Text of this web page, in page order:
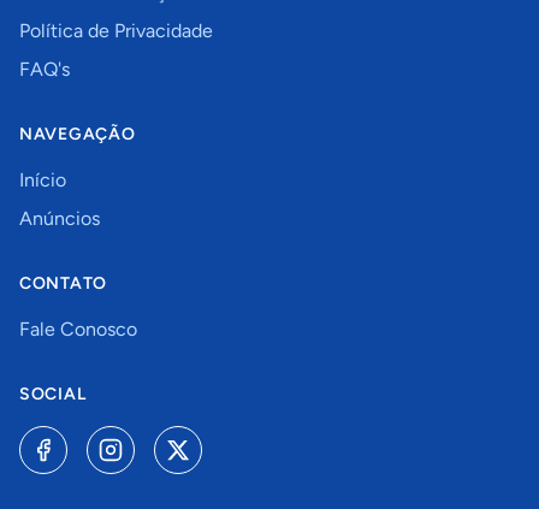
Política de Privacidade
FAQ's
NAVEGAÇÃO
Início
Anúncios
CONTATO
Fale Conosco
SOCIAL